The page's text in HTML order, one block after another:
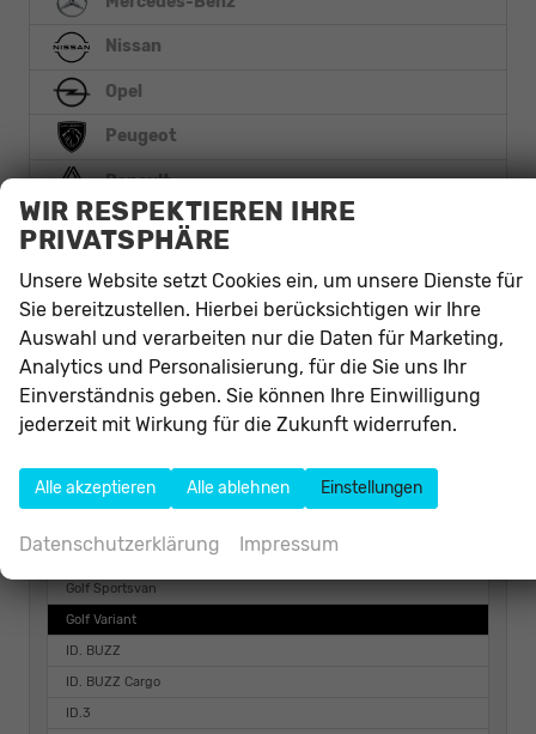
Nissan
Opel
Peugeot
Renault
Seat
Skoda
Smart
Toyota
Volkswagen
Caddy
Golf Sportsvan
Golf Variant
ID. BUZZ
ID. BUZZ Cargo
ID.3
WIR RESPEKTIEREN IHRE
PRIVATSPHÄRE
Unsere Website setzt Cookies ein, um unsere Dienste für
Sie bereitzustellen. Hierbei berücksichtigen wir Ihre
Auswahl und verarbeiten nur die Daten für Marketing,
Analytics und Personalisierung, für die Sie uns Ihr
Einverständnis geben. Sie können Ihre Einwilligung
jederzeit mit Wirkung für die Zukunft widerrufen.
Alle akzeptieren Alle ablehnen Einstellungen
Datenschutzerklärung Impressum